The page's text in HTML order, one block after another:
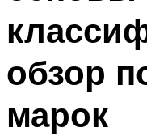
обзор
марок